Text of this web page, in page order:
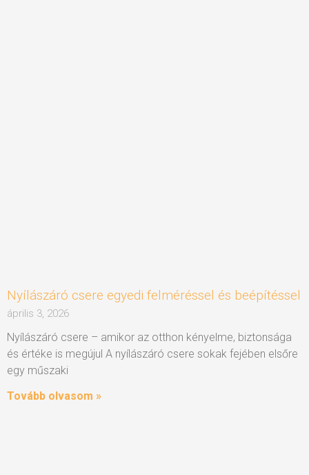
Nyílászáró csere egyedi felméréssel és beépítéssel
április 3, 2026
Nyílászáró csere – amikor az otthon kényelme, biztonsága
és értéke is megújul A nyílászáró csere sokak fejében elsőre
egy műszaki
Tovább olvasom »